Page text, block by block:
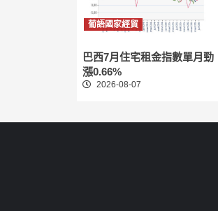
葡語國家經貿
巴西7月住宅租金指數單月勁
漲0.66%
2026-08-07